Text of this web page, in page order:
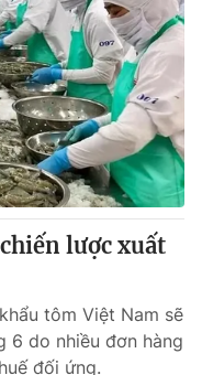
lược xuất
tôm Việt Nam sẽ
6 do nhiều đơn hàng
đối ứng.